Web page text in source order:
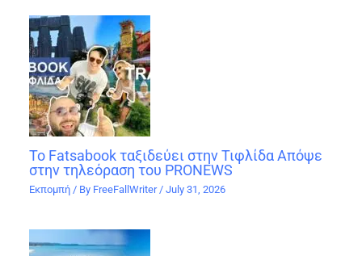
Το Fatsabook ταξιδεύει στην Τιφλίδα Απόψε
στην τηλεόραση του PRONEWS
Εκπομπή / By FreeFallWriter/July 31, 2026